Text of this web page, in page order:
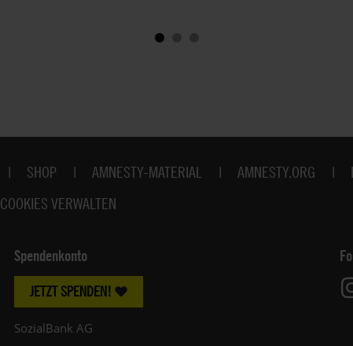
SHOP AMNESTY-MATERIAL AMNESTY.ORG
COOKIES VERWALTEN
Spendenkonto
JETZT SPENDEN!
SozialBank AG